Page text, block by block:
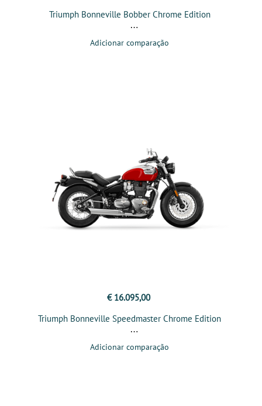
Triumph Bonneville Bobber Chrome Edition
Adicionar comparação
€ 16.095,00
Triumph Bonneville Speedmaster Chrome Edition
Adicionar comparação